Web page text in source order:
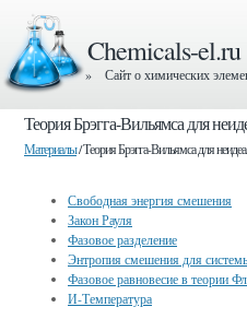
Chemicals-el.ru
» Сайт о химических
Теория Брэгга-Вильямса для
Материалы/ Теория Брэгга-Вильямса для
Свободная энергия смешения
Закон Рауля
Фазовое разделение
Энтропия смешения для
Фазовое равновесие в теории
И-Температура